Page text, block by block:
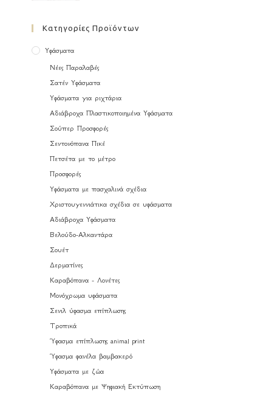
Κατηγορίες Προϊόντων
Υφάσματα
Νέες Παραλαβές
Σατέν Υφάσματα
Υφάσματα για ριχτάρια
Αδιάβροχα Πλαστικοποιημένα Υφάσματα
Σούπερ Προσφορές
Σεντονόπανα Πικέ
Πετσέτα με το μέτρο
Προσφορές
Υφάσματα με πασχαλινά σχέδια
Χριστουγεννιάτικα σχέδια σε υφάσματα
Αδιάβροχα Υφάσματα
Βελούδο-Αλκαντάρα
Σουέτ
Δερματίνες
Καραβόπανα - Λονέτες
Μονόχρωμα υφάσματα
Σενιλ ύφασμα επίπλωσης
Τροπικά
Ύφασμα επίπλωσης animal print
Ύφασμα φανέλα βαμβακερό
Υφάσματα με ζώα
Καραβόπανα με Ψηφιακή Εκτύπωση